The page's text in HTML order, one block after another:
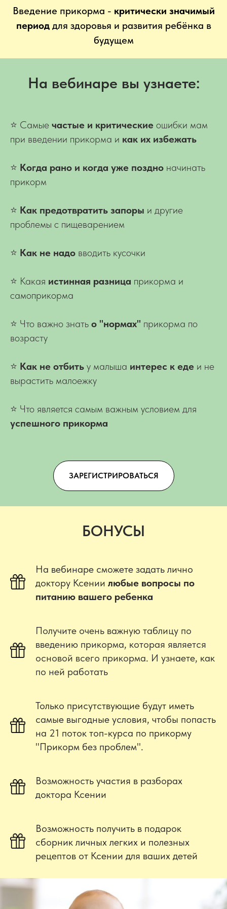
Введение прикорма - критически значимый
периоддля здоровья и развития ребёнка в
будущем
На вебинаре вы узнаете:
⭐ Самые частые и критические ошибки мам
при введении прикорма и как их избежать
⭐ Когда рано и когда уже поздно начинать
прикорм
⭐ Как предотвратить запоры и другие
проблемы с пищеварением
⭐ Как не надо вводить кусочки
⭐ Какая истинная разница прикорма и
самоприкорма
⭐ Что важно знать о "нормах" прикорма по
возрасту
⭐ Как не отбить у малыша интерес к еде и не
вырастить малоежку
⭐ Что является самым важным условием для
успешного прикорма
ЗАРЕГИСТРИРОВАТЬСЯ
БОНУСЫ
На вебинаре сможете задать лично
доктору Ксении любые вопросы по
питанию вашего ребенка
Получите очень важную таблицу по
введению прикорма, которая является
основой всего прикорма. И узнаете, как
по ней работать
Только присутствующие будут иметь
самые выгодные условия, чтобы попасть
на 21 поток топ-курса по прикорму
"Прикорм без проблем".
Возможность участия в разборах
доктора Ксении
Возможность получить в подарок
сборник личных легких и полезных
рецептов от Ксении для ваших детей